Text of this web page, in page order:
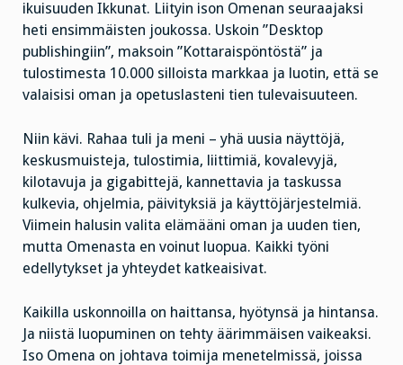
ikuisuuden Ikkunat. Liityin ison Omenan seuraajaksi
heti ensimmäisten joukossa. Uskoin ”Desktop
publishingiin”, maksoin ”Kottaraispöntöstä” ja
tulostimesta 10.000 silloista markkaa ja luotin, että se
valaisisi oman ja opetuslasteni tien tulevaisuuteen.
Niin kävi. Rahaa tuli ja meni – yhä uusia näyttöjä,
keskusmuisteja, tulostimia, liittimiä, kovalevyjä,
kilotavuja ja gigabittejä, kannettavia ja taskussa
kulkevia, ohjelmia, päivityksiä ja käyttöjärjestelmiä.
Viimein halusin valita elämääni oman ja uuden tien,
mutta Omenasta en voinut luopua. Kaikki työni
edellytykset ja yhteydet katkeaisivat.
Kaikilla uskonnoilla on haittansa, hyötynsä ja hintansa.
Ja niistä luopuminen on tehty äärimmäisen vaikeaksi.
Iso Omena on johtava toimija menetelmissä, joissa